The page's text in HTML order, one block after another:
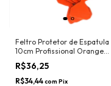
Feltro Protetor de Espatula
10cm Profissional Orange
(5und) 1020.O Joker
R$36,25
R$34,44com Pix